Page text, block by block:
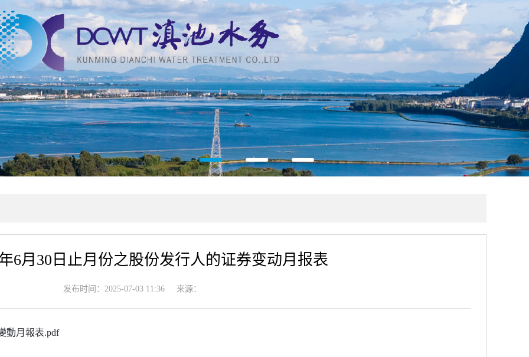
6月30日止月份之股份发行人的证券变动月报表
发布时间：2025-07-03 11:36 来源：
動月報表.pdf